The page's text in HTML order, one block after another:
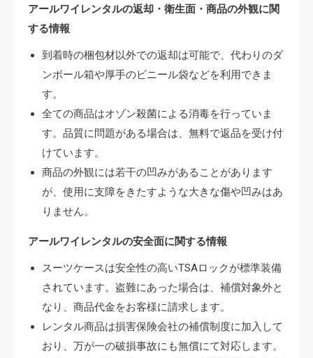
アールワイレンタルの返却・衛生面・商品の外観に関
する情報
到着時の梱包材以外での返却は可能で、代わりのダ
ンボール箱や厚手のビニール袋などを利用できま
す。
全ての商品はオゾン殺菌による消毒を行っていま
す。品質に問題がある場合は、無料で返品を受け付
けています。
商品の外観には若干の凹みがあることがあります
が、使用に支障をきたすような大きな傷や凹みはあ
りません。
アールワイレンタルの安全面に関する情報
スーツケースは安全性の高いTSAロックが標準装備
されています。盗難にあった場合は、補償対象外と
なり、商品代金をお客様に請求します。
レンタル商品は損害保険会社の補償制度に加入して
おり、万が一の破損事故にも無償にて対応します。